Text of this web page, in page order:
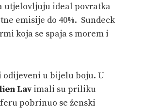
utjelovljuju ideal povratka
emisije do 40%. Sundeck
koja se spaja s morem i
odijeveni u bijelu boju. U
Lavimali su priliku
pobrinuo se ženski